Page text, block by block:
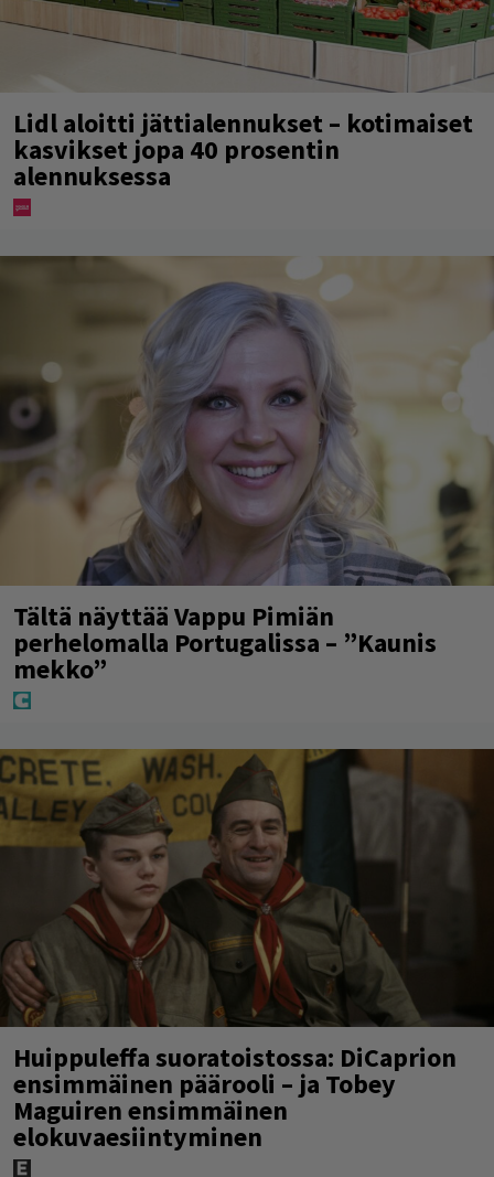
Lidl aloitti jättialennukset – kotimaiset
kasvikset jopa 40 prosentin
alennuksessa
Tältä näyttää Vappu Pimiän
perhelomalla Portugalissa – ”Kaunis
mekko”
Huippuleffa suoratoistossa: DiCaprion
ensimmäinen päärooli – ja Tobey
Maguiren ensimmäinen
elokuvaesiintyminen